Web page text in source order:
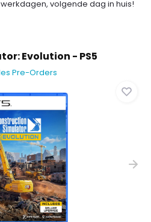
volgende dag in huis!
Evolution - PS5
Pre-Orders